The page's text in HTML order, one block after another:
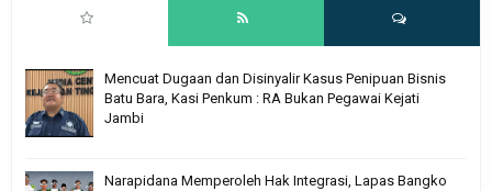
Mencuat Dugaan dan Disinyalir Kasus Penipuan Bisnis
Batu Bara, Kasi Penkum : RA Bukan Pegawai Kejati
Jambi
Narapidana Memperoleh Hak Integrasi, Lapas Bangko